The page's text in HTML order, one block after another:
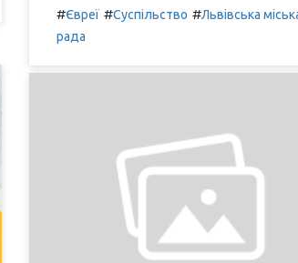
#Євреї #Суспільство #Львівська
рада